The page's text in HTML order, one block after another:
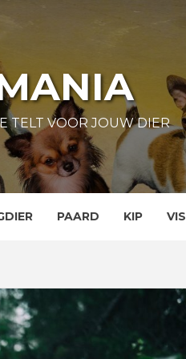
TELT VOOR JOUW DIER
PAARD KIP VIS